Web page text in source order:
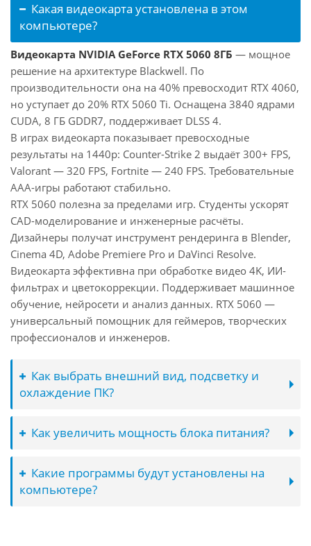
Какая видеокарта установлена в этом
компьютере?
Видеокарта NVIDIA GeForce RTX 5060 8ГБ — мощное
решение на архитектуре Blackwell. По
производительности она на 40% превосходит RTX 4060,
но уступает до 20% RTX 5060 Ti. Оснащена 3840 ядрами
CUDA, 8 ГБ GDDR7, поддерживает DLSS 4.
В играх видеокарта показывает превосходные
результаты на 1440p: Counter-Strike 2 выдаёт 300+ FPS,
Valorant — 320 FPS, Fortnite — 240 FPS. Требовательные
AAA-игры работают стабильно.
RTX 5060 полезна за пределами игр. Студенты ускорят
CAD-моделирование и инженерные расчёты.
Дизайнеры получат инструмент рендеринга в Blender,
Cinema 4D, Adobe Premiere Pro и DaVinci Resolve.
Видеокарта эффективна при обработке видео 4K, ИИ-
фильтрах и цветокоррекции. Поддерживает машинное
обучение, нейросети и анализ данных. RTX 5060 —
универсальный помощник для геймеров, творческих
профессионалов и инженеров.
Как выбрать внешний вид, подсветку и
охлаждение ПК?
Как увеличить мощность блока питания?
Какие программы будут установлены на
компьютере?